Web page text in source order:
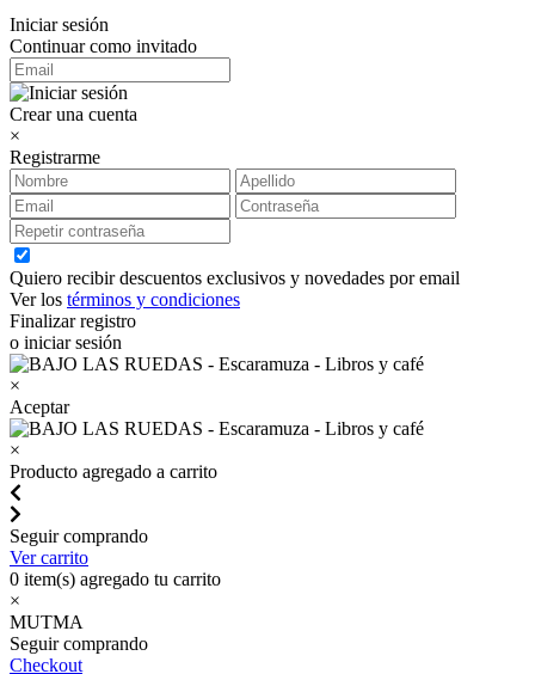
Iniciar sesión
Continuar como invitado
Crear una cuenta
×
Registrarme
Quiero recibir descuentos exclusivos y novedades por email
Ver los términos y condiciones
Finalizar registro
o iniciar sesión
×
Aceptar
×
Producto agregado a carrito
Seguir comprando
Ver carrito
0 item(s) agregado tu carrito
×
MUTMA
Seguir comprando
Checkout